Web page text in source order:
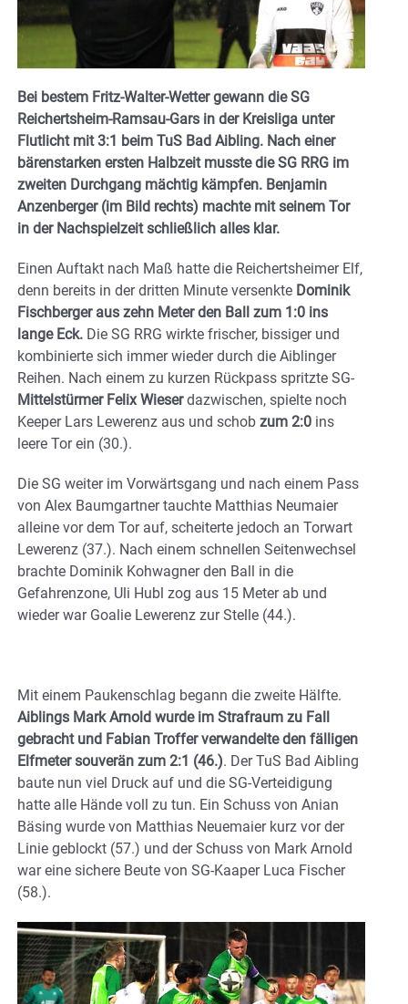
Bei bestem Fritz-Walter-Wetter gewann die SG
Reichertsheim-Ramsau-Gars in der Kreisliga unter
Flutlicht mit 3:1 beim TuS Bad Aibling. Nach einer
bärenstarken ersten Halbzeit musste die SG RRG im
zweiten Durchgang mächtig kämpfen. Benjamin
Anzenberger (im Bild rechts) machte mit seinem Tor
in der Nachspielzeit schließlich alles klar.
Einen Auftakt nach Maß hatte die Reichertsheimer Elf,
denn bereits in der dritten Minute versenkte Dominik
Fischberger aus zehn Meter den Ball zum 1:0 ins
lange Eck. Die SG RRG wirkte frischer, bissiger und
kombinierte sich immer wieder durch die Aiblinger
Reihen. Nach einem zu kurzen Rückpass spritzte SG-
Mittelstürmer Felix Wieserdazwischen, spielte noch
Keeper Lars Lewerenz aus und schob zum 2:0 ins
leere Tor ein (30.).
Die SG weiter im Vorwärtsgang und nach einem Pass
von Alex Baumgartner tauchte Matthias Neumaier
alleine vor dem Tor auf, scheiterte jedoch an Torwart
Lewerenz (37.). Nach einem schnellen Seitenwechsel
brachte Dominik Kohwagner den Ball in die
Gefahrenzone, Uli Hubl zog aus 15 Meter ab und
wieder war Goalie Lewerenz zur Stelle (44.).
Mit einem Paukenschlag begann die zweite Hälfte.
Aiblings Mark Arnold wurde im Strafraum zu Fall
gebracht und Fabian Troffer verwandelte den fälligen
Elfmeter souverän zum 2:1 (46.). Der TuS Bad Aibling
baute nun viel Druck auf und die SG-Verteidigung
hatte alle Hände voll zu tun. Ein Schuss von Anian
Bäsing wurde von Matthias Neuemaier kurz vor der
Linie geblockt (57.) und der Schuss von Mark Arnold
war eine sichere Beute von SG-Kaaper Luca Fischer
(58.).